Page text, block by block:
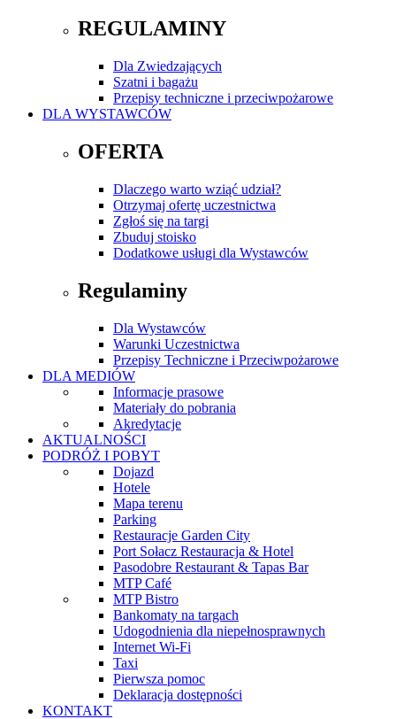
REGULAMINY
Dla Zwiedzających
Szatni i bagażu
Przepisy techniczne i przeciwpożarowe
DLA WYSTAWCÓW
OFERTA
Dlaczego warto wziąć udział?
Otrzymaj ofertę uczestnictwa
Zgłoś się na targi
Zbuduj stoisko
Dodatkowe usługi dla Wystawców
Regulaminy
Dla Wystawców
Warunki Uczestnictwa
Przepisy Techniczne i Przeciwpożarowe
DLA MEDIÓW
Informacje prasowe
Materiały do pobrania
Akredytacje
AKTUALNOŚCI
PODRÓŻ I POBYT
Dojazd
Hotele
Mapa terenu
Parking
Restauracje Garden City
Port Sołacz Restauracja & Hotel
Pasodobre Restaurant & Tapas Bar
MTP Café
MTP Bistro
Bankomaty na targach
Udogodnienia dla niepełnosprawnych
Internet Wi-Fi
Taxi
Pierwsza pomoc
Deklaracja dostępności
KONTAKT